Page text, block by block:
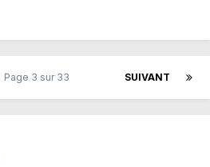
SUIVANT
Page 3 sur 33